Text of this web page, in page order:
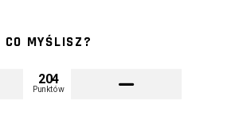
CO MYŚLISZ?
204
Punktów